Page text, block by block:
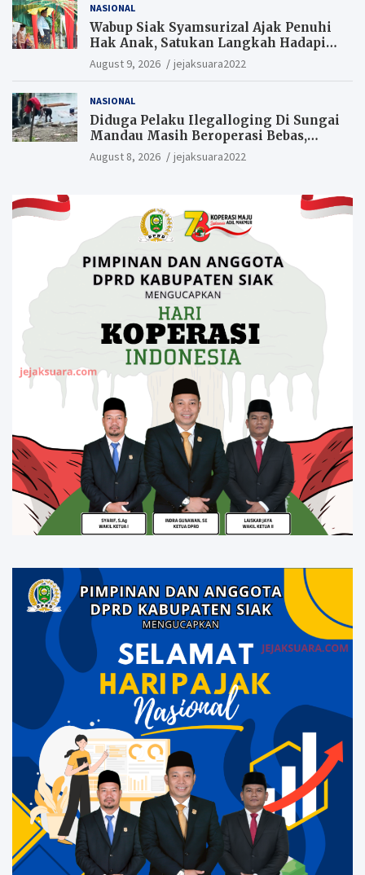
NASIONAL
Wabup Siak Syamsurizal Ajak Penuhi
Hak Anak, Satukan Langkah Hadapi
Tantangan Daerah
August 9, 2026 jejaksuara2022
NASIONAL
Diduga Pelaku Ilegalloging Di Sungai
Mandau Masih Beroperasi Bebas,
Masyarakat Minta Aparat Penegak
Hukum Segera Tangkap Aktor Dan
August 8, 2026 jejaksuara2022